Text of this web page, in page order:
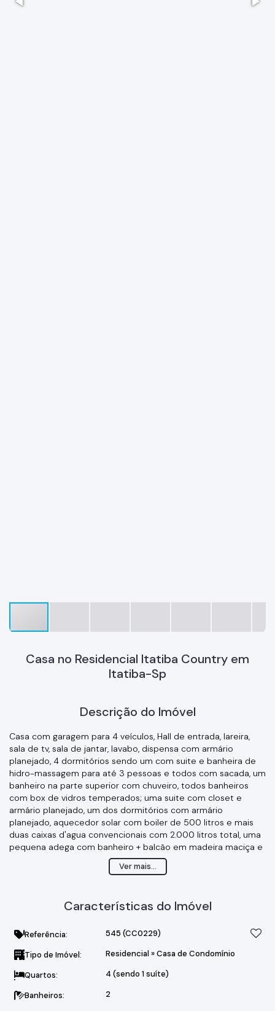
Casa no Residencial Itatiba Country em
Itatiba-Sp
Descrição do Imóvel
Casa com garagem para 4 veículos, Hall de entrada, lareira,
sala de tv, sala de jantar, lavabo, dispensa com armário
planejado, 4 dormitórios sendo um com suite e banheira de
hidro-massagem para até 3 pessoas e todos com sacada, um
banheiro na parte superior com chuveiro, todos banheiros
com box de vidros temperados; uma suite com closet e
armário planejado, um dos dormitórios com armário
planejado, aquecedor solar com boiler de 500 litros e mais
duas caixas d'agua convencionais com 2.000 litros total, uma
pequena adega com banheiro + balcão em madeira maciça e
sofá em alvenaria, lavanderia fechada, espaço gourmet com
churrasqueira, forno de pizza e forno napolitano, hedicula e
- segurança 24 hrs com ronda armada;
- salão de jogos;
- piscina;
- sauna seca e a vapor;
- espaço gourmet para churrasco;
- lago de pesca;
Ver mais...
Características do Imóvel
Referência: 545 (CC0229)
Tipo de Imóvel: Residencial »Casa de Condomínio
Quartos: 4 (sendo 1 suíte)
Banheiros: 2